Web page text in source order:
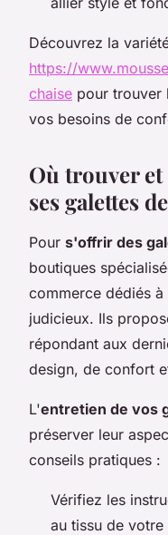
Découvrez la
https://
chaise pour trouver
vos besoins de
Où trouver
ses galettes
Pour s'offrir des
boutiques
commerce dédiés
judicieux. Ils
répondant aux
design, de confort
L'entretien de vos
préserver leur
conseils pratiques :
Vérifiez les
au tissu de